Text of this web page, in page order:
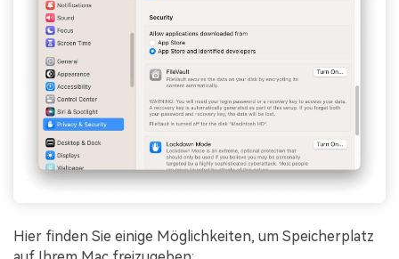
Hier finden Sie einige Möglichkeiten, um Speicherplatz